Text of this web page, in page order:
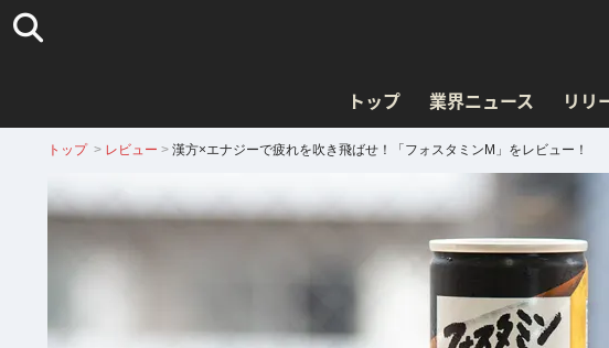
トップ 業界ニュース リリ
トップ > レビュー > 漢方×エナジーで疲れを吹き飛ばせ！「フォスタミンM」をレビュー！